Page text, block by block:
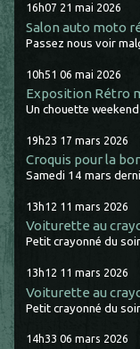
16h07 21 mai 2026
Salon auto moto
Passez nous voir
10h51 06 mai 2026
Exposition Rétro
Un chouette
19h23 17 mars 2026
Croquis pour la
Samedi 14 mars
13h12 11 mars 2026
Voiturette au
Petit crayonné du
13h12 11 mars 2026
Voiturette au
Petit crayonné du
14h33 06 mars 2026